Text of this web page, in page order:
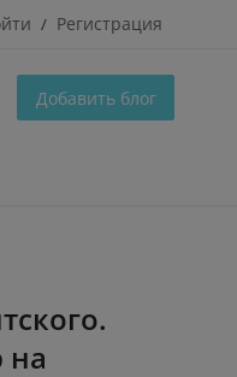
/ Регистрация
Добавить блог
на